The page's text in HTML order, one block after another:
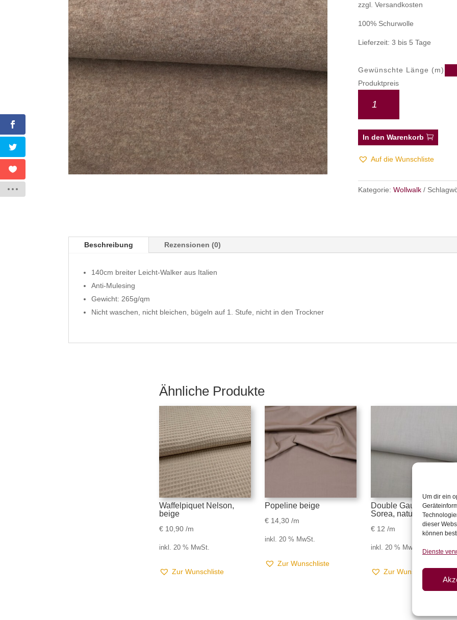
Um dir ein
dieser
können
Dienste
zzgl. Versandkosten
100% Schurwolle
Lieferzeit: 3 bis 5 Tage
Gewünschte Länge (m)
Produktpreis
In den Warenkorb
Auf die Wunschliste
Kategorie: Wollwalk
Beschreibung Rezensionen (0)
140cm breiter Leicht-Walker aus Italien
Anti-Mulesing
Gewicht: 265g/qm
Nicht waschen, nicht bleichen, bügeln auf 1. Stufe, nicht in den Trockner
Ähnliche Produkte
Waffelpiquet Nelson,
beige
€10,90/m
inkl. 20 % MwSt.
Zur Wunschliste
Popeline beige
€ 14,30 /m
inkl. 20 % MwSt.
Zur Wunschliste
Double Gauze/
Sorea, natur
€12 /m
inkl. 20 % MwSt.
Zur Wunschliste